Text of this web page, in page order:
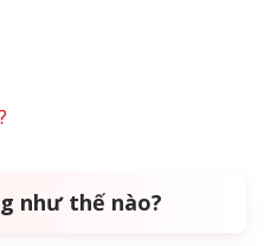
như thế nào?